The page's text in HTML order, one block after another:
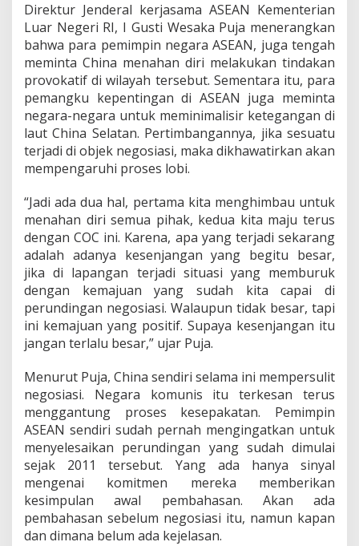
Direktur Jenderal kerjasama ASEAN Kementerian
Luar Negeri RI, I Gusti Wesaka Puja menerangkan
bahwa para pemimpin negara ASEAN, juga tengah
meminta China menahan diri melakukan tindakan
provokatif di wilayah tersebut. Sementara itu, para
pemangku kepentingan di ASEAN juga meminta
negara-negara untuk meminimalisir ketegangan di
laut China Selatan. Pertimbangannya, jika sesuatu
terjadi di objek negosiasi, maka dikhawatirkan akan
mempengaruhi proses lobi.
“Jadi ada dua hal, pertama kita menghimbau untuk
menahan diri semua pihak, kedua kita maju terus
dengan COC ini. Karena, apa yang terjadi sekarang
adalah adanya kesenjangan yang begitu besar,
jika di lapangan terjadi situasi yang memburuk
dengan kemajuan yang sudah kita capai di
perundingan negosiasi. Walaupun tidak besar, tapi
ini kemajuan yang positif. Supaya kesenjangan itu
jangan terlalu besar,” ujar Puja.
Menurut Puja, China sendiri selama ini mempersulit
negosiasi. Negara komunis itu terkesan terus
menggantung proses kesepakatan. Pemimpin
ASEAN sendiri sudah pernah mengingatkan untuk
menyelesaikan perundingan yang sudah dimulai
sejak 2011 tersebut. Yang ada hanya sinyal
mengenai komitmen mereka memberikan
kesimpulan awal pembahasan. Akan ada
pembahasan sebelum negosiasi itu, namun kapan
dan dimana belum ada kejelasan.